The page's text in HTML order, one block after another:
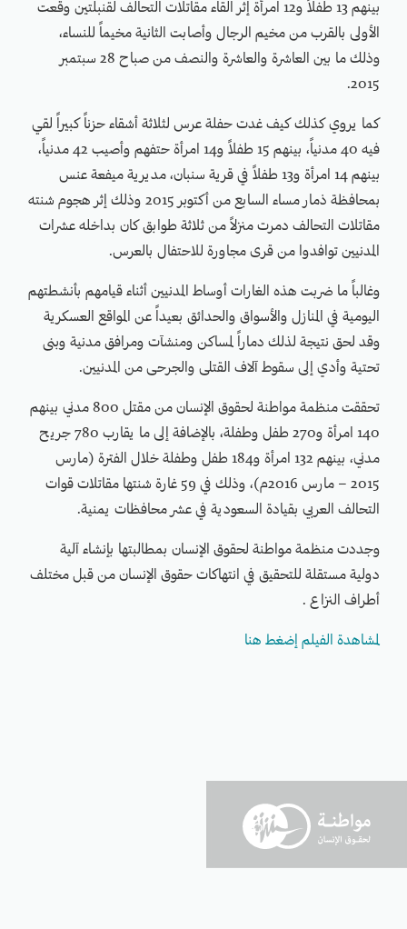
بينهم 13 طفلاً و12 امرأة إثر القاء مقاتلات التحالف لقنبلتين وقعت
الأولى بالقرب من مخيم الرجال وأصابت الثانية مخيماً للنساء،
وذلك ما بين العاشرة والعاشرة والنصف من صباح 28 سبتمبر
2015.
كما يروي كذلك كيف غدت حفلة عرس لثلاثة أشقاء حزناً كبيراً لقي
فيه 40 مدنياً، بينهم 15 طفلاً و14 امرأة حتفهم وأصيب 42 مدنياً،
بينهم 14 امرأة و13 طفلاً في قرية سنبان، مديرية ميفعة عنس
بمحافظة ذمار مساء السابع من أكتوبر 2015 وذلك إثر هجوم شنته
مقاتلات التحالف دمرت منزلاً من ثلاثة طوابق كان بداخله عشرات
المدنيين توافدوا من قرى مجاورة للاحتفال بالعرس.
وغالباً ما ضربت هذه الغارات أوساط المدنيين أثناء قيامهم بأنشطتهم
اليومية في المنازل والأسواق والحدائق بعيداً عن المواقع العسكرية
وقد لحق نتيجة لذلك دماراً لمساكن ومنشآت ومرافق مدنية وبنى
تحتية وأدي إلى سقوط آلاف القتلى والجرحى من المدنيين.
تحققت منظمة مواطنة لحقوق الإنسان من مقتل 800 مدني بينهم
140 امرأة و270 طفل وطفلة، بالإضافة إلى ما يقارب 780 جريح
مدني، بينهم 132 امرأة و184 طفل وطفلة خلال الفترة (مارس
2015 – مارس 2016م)، وذلك في 59 غارة شنتها مقاتلات قوات
التحالف العربي بقيادة السعودية في عشر محافظات يمنية.
وجددت منظمة مواطنة لحقوق الإنسان بمطالبتها بإنشاء آلية
دولية مستقلة للتحقيق في انتهاكات حقوق الإنسان من قبل مختلف
أطراف النزاع .
لمشاهدة الفيلم إضغط هنا